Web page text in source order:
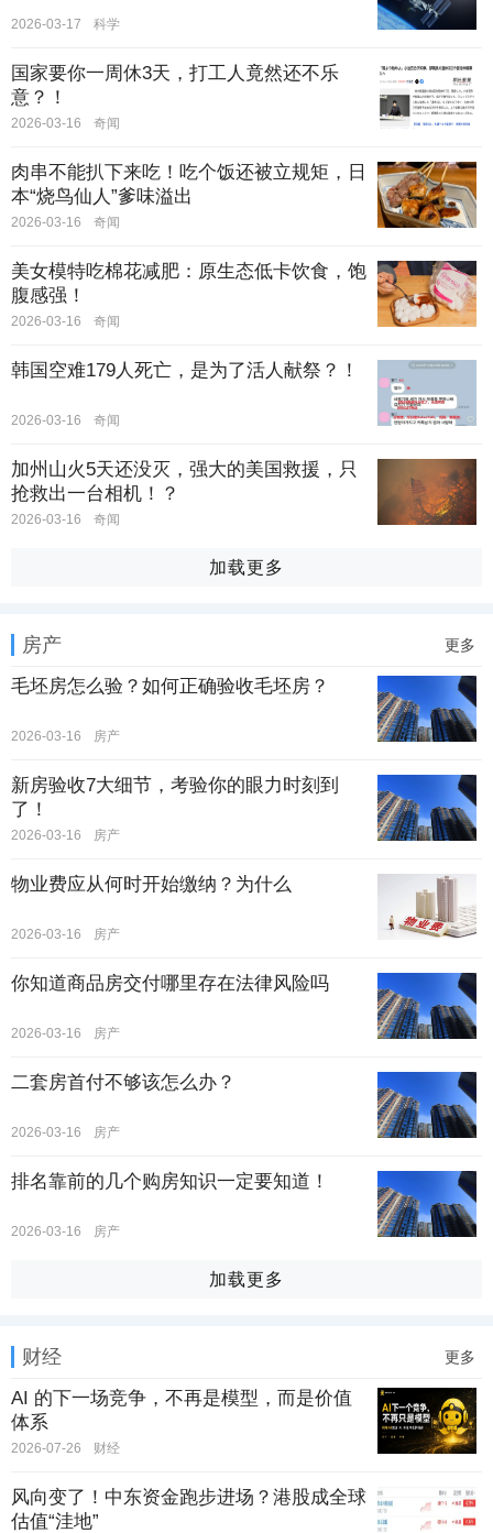
2026-03-17 科学
国家要你一周休3天，打工人竟然还不乐
意？！
2026-03-16 奇闻
肉串不能扒下来吃！吃个饭还被立规矩，日
本“烧鸟仙人”爹味溢出
2026-03-16 奇闻
美女模特吃棉花减肥：原生态低卡饮食，饱
腹感强！
2026-03-16 奇闻
韩国空难179人死亡，是为了活人献祭？！
2026-03-16 奇闻
加州山火5天还没灭，强大的美国救援，只
抢救出一台相机！？
2026-03-16 奇闻
加载更多
房产 更多
毛坯房怎么验？如何正确验收毛坯房？
2026-03-16 房产
新房验收7大细节，考验你的眼力时刻到
了！
2026-03-16 房产
物业费应从何时开始缴纳？为什么
2026-03-16 房产
你知道商品房交付哪里存在法律风险吗
2026-03-16 房产
二套房首付不够该怎么办？
2026-03-16 房产
排名靠前的几个购房知识一定要知道！
2026-03-16 房产
加载更多
财经 更多
AI 的下一场竞争，不再是模型，而是价值
体系
2026-07-26 财经
风向变了！中东资金跑步进场？港股成全球
估值“洼地”